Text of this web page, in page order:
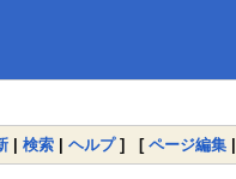
| 検索 | ヘルプ] [ ページ編集 |